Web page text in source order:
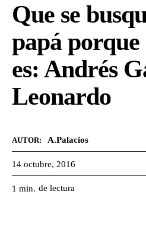
Que se
papá
es: Andrés
Leonardo
AUTOR: A.Palacios
14 octubre, 2016
1 min. de lectura